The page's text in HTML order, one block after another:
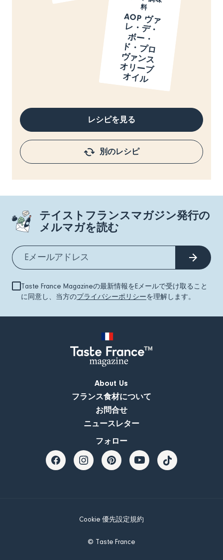
料
AOP ヴ
ァ
レ
・
デ
・
ボ
ー
・
ド
・
プ
ロ
ヴ
ァ
ン
ス
オ
リ
ー
ブ
オ
イ
ル
レシピを見る
別のレシピ
テイストフランスマガジン発行の
メルマガを読む
Taste France Magazineの最新情報をEメールで受け取ること
に同意し、当方のプライバシーポリシーを理解します。
About Us
フランス食材について
お問合せ
ニュースレター
フォロー
Cookie 優先設定規約
© Taste France